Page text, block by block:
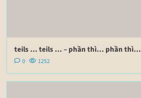
teils … teils … – phần thì… phần thì…
0 1252